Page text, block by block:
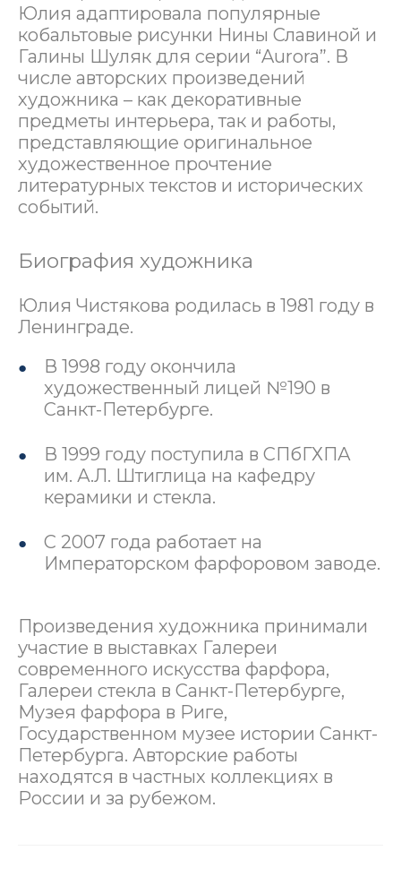
Юлия адаптировала популярные
кобальтовые рисунки Нины Славиной и
Галины Шуляк для серии “Aurora”. В
числе авторских произведений
художника – как декоративные
предметы интерьера, так и работы,
представляющие оригинальное
художественное прочтение
литературных текстов и исторических
событий.
Биография художника
Юлия Чистякова родилась в 1981 году в
Ленинграде.
В 1998 году окончила
художественный лицей №190 в
Санкт-Петербурге.
В 1999 году поступила в СПбГХПА
им. А.Л. Штиглица на кафедру
керамики и стекла.
С 2007 года работает на
Императорском фарфоровом заводе.
Произведения художника принимали
участие в выставках Галереи
современного искусства фарфора,
Галереи стекла в Санкт-Петербурге,
Музея фарфора в Риге,
Государственном музее истории Санкт-
Петербурга. Авторские работы
находятся в частных коллекциях в
России и за рубежом.